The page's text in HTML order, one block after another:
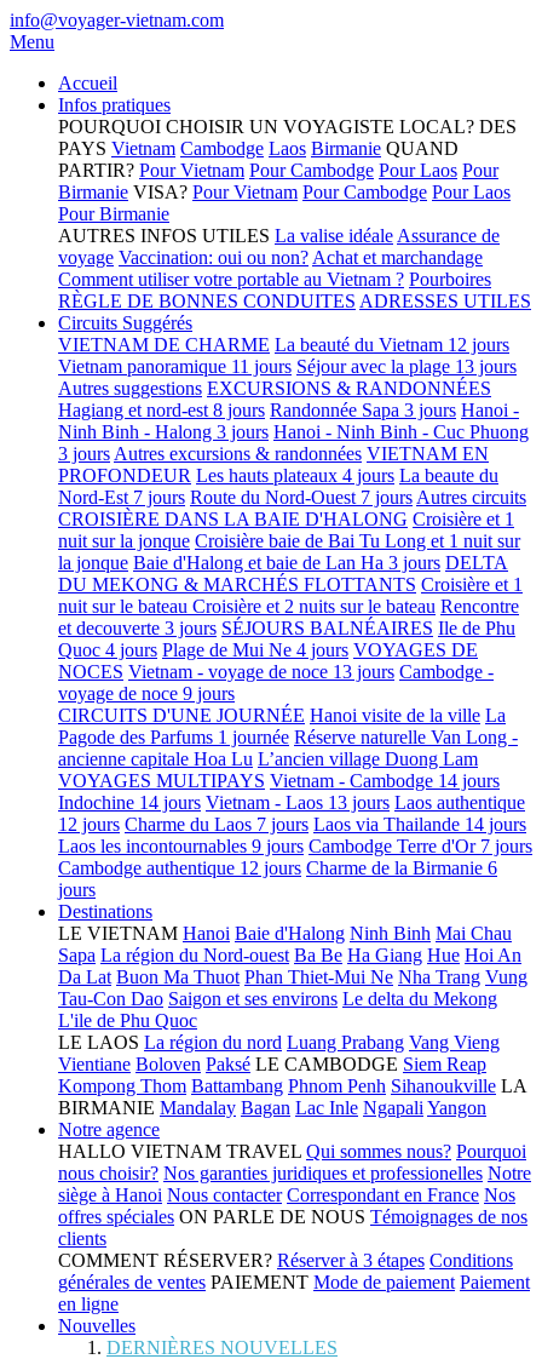
info@voyager-vietnam.com
Menu
Accueil
Infos pratiques
POURQUOI CHOISIR UN VOYAGISTE LOCAL? DES
PAYS Vietnam Cambodge Laos Birmanie QUAND
PARTIR? Pour Vietnam Pour Cambodge Pour Laos Pour
Birmanie VISA? Pour Vietnam Pour Cambodge Pour Laos
Pour Birmanie
AUTRES INFOS UTILES La valise idéale Assurance de
voyage Vaccination: oui ou non? Achat et marchandage
Comment utiliser votre portable au Vietnam ? Pourboires
RÈGLE DE BONNES CONDUITES ADRESSES UTILES
Circuits Suggérés
VIETNAM DE CHARME La beauté du Vietnam 12 jours
Vietnam panoramique 11 jours Séjour avec la plage 13 jours
Autres suggestions EXCURSIONS & RANDONNÉES
Hagiang et nord-est 8 jours Randonnée Sapa 3 jours Hanoi -
Ninh Binh - Halong 3 jours Hanoi - Ninh Binh - Cuc Phuong
3 jours Autres excursions & randonnées VIETNAM EN
PROFONDEUR Les hauts plateaux 4 jours La beaute du
Nord-Est 7 jours Route du Nord-Ouest 7 jours Autres circuits
CROISIÈRE DANS LA BAIE D'HALONG Croisière et 1
nuit sur la jonque Croisière baie de Bai Tu Long et 1 nuit sur
la jonque Baie d'Halong et baie de Lan Ha 3 jours DELTA
DU MEKONG & MARCHÉS FLOTTANTS Croisière et 1
nuit sur le bateau Croisière et 2 nuits sur le bateau Rencontre
et decouverte 3 jours SÉJOURS BALNÉAIRES Ile de Phu
Quoc 4 jours Plage de Mui Ne 4 jours VOYAGES DE
NOCES Vietnam - voyage de noce 13 jours Cambodge -
voyage de noce 9 jours
CIRCUITS D'UNE JOURNÉE Hanoi visite de la ville La
Pagode des Parfums 1 journée Réserve naturelle Van Long -
ancienne capitale Hoa Lu L’ancien village Duong Lam
VOYAGES MULTIPAYS Vietnam - Cambodge 14 jours
Indochine 14 jours Vietnam - Laos 13 jours Laos authentique
12 jours Charme du Laos 7 jours Laos via Thailande 14 jours
Laos les incontournables 9 jours Cambodge Terre d'Or 7 jours
Cambodge authentique 12 jours Charme de la Birmanie 6
jours
Destinations
LE VIETNAM Hanoi Baie d'Halong Ninh Binh Mai Chau
Sapa La région du Nord-ouest Ba Be Ha Giang Hue Hoi An
Da Lat Buon Ma Thuot Phan Thiet-Mui Ne Nha Trang Vung
Tau-Con Dao Saigon et ses environs Le delta du Mekong
L'ile de Phu Quoc
LE LAOS La région du nord Luang Prabang Vang Vieng
Vientiane Boloven Paksé LE CAMBODGE Siem Reap
Kompong Thom Battambang Phnom Penh Sihanoukville LA
BIRMANIE Mandalay Bagan Lac Inle Ngapali Yangon
Notre agence
HALLO VIETNAM TRAVEL Qui sommes nous? Pourquoi
nous choisir? Nos garanties juridiques et professionelles Notre
siège à Hanoi Nous contacter Correspondant en France Nos
offres spéciales ON PARLE DE NOUS Témoignages de nos
clients
COMMENT RÉSERVER? Réserver à 3 étapes Conditions
générales de ventes PAIEMENT Mode de paiement Paiement
en ligne
Nouvelles
DERNIÈRES NOUVELLES